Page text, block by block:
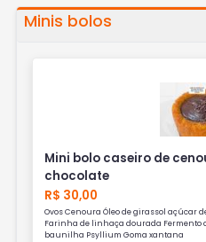
Minis bolos
Mini bolo caseiro de
chocolate
R$ 30,00
Ovos Cenoura Óleo de girassol açúcar
Farinha de linhaça dourada Fermento
baunilha Psyllium Goma xantana